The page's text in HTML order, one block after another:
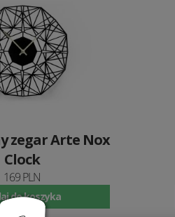
zegar Arte Nox
Clock
169 PLN
do koszyka